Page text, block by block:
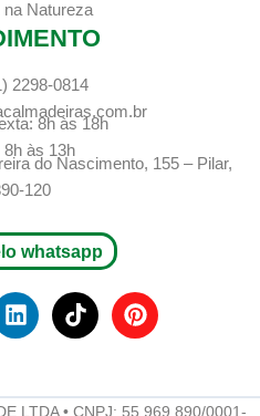
na Natureza
2298-0814
8h às 18h
8h às 13h
do Nascimento, 155 – Pilar,
120
whatsapp
L
i
n
d
T
i
k
k
P
i
n
r
LTDA • CNPJ: 55.969.890/0001-